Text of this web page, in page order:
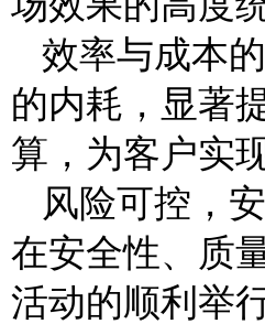
效率与成本
的内耗，显著
算，为客户实
风险可控，
在安全性、质
活动的顺利举